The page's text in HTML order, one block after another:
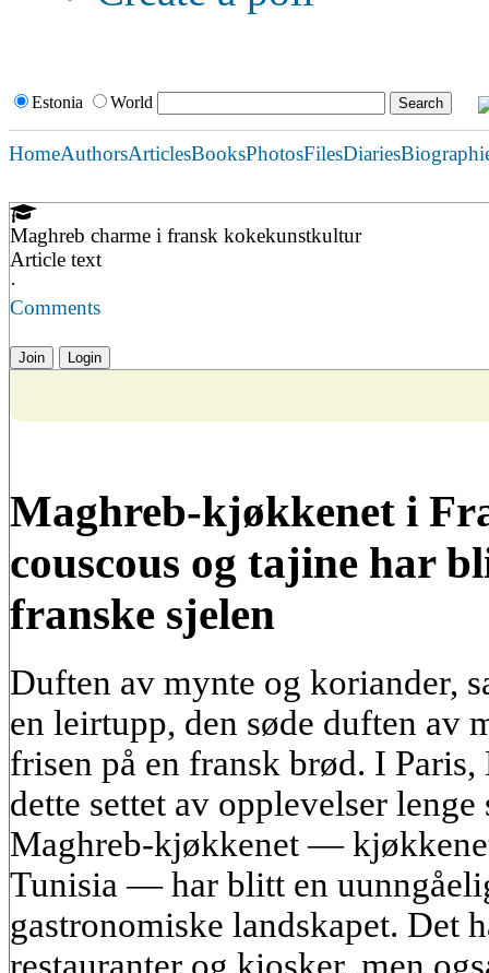
Estonia World
HomeAuthorsArticlesBooksPhotosFilesDiaries
Maghreb charme i fransk kokekunstkultur
Article text
·
Comments
Join Login
Maghreb-kjøkkenet i
couscous og tajine har
franske sjelen
Duften av mynte og koriander,
en leirtupp, den søde duften av
frisen på en fransk brød. I
dette settet av opplevelser
Maghreb-kjøkkenet —
Tunisia — har blitt en
gastronomiske landskapet. Det